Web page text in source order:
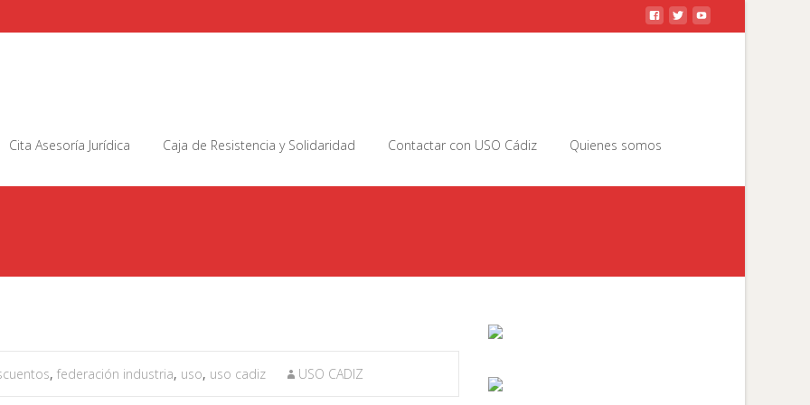
Cita Asesoría Jurídica Caja de Resistencia y Solidaridad Contactar con USO Cádiz Quienes somos
, federación industria, uso, uso cadiz USO CADIZ